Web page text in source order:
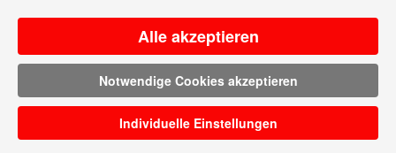
Alle akzeptieren
Notwendige Cookies akzeptieren
Individuelle Einstellungen